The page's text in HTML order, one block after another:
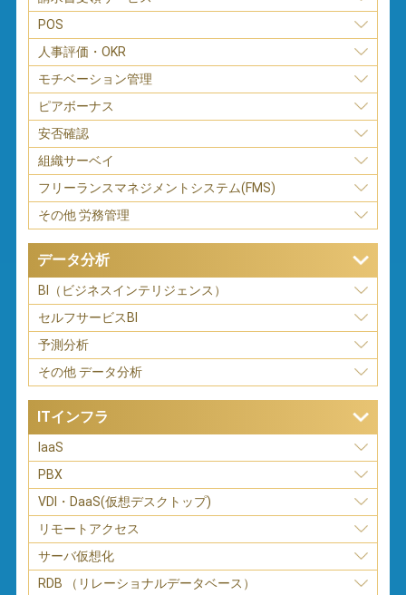
POS
人事評価・OKR
モチベーション管理
ピアボーナス
安否確認
組織サーベイ
フリーランスマネジメントシステム(FMS)
その他 労務管理
データ分析
BI（ビジネスインテリジェンス）
セルフサービスBI
予測分析
その他 データ分析
ITインフラ
IaaS
PBX
VDI・DaaS(仮想デスクトップ)
リモートアクセス
サーバ仮想化
RDB （リレーショナルデータベース）